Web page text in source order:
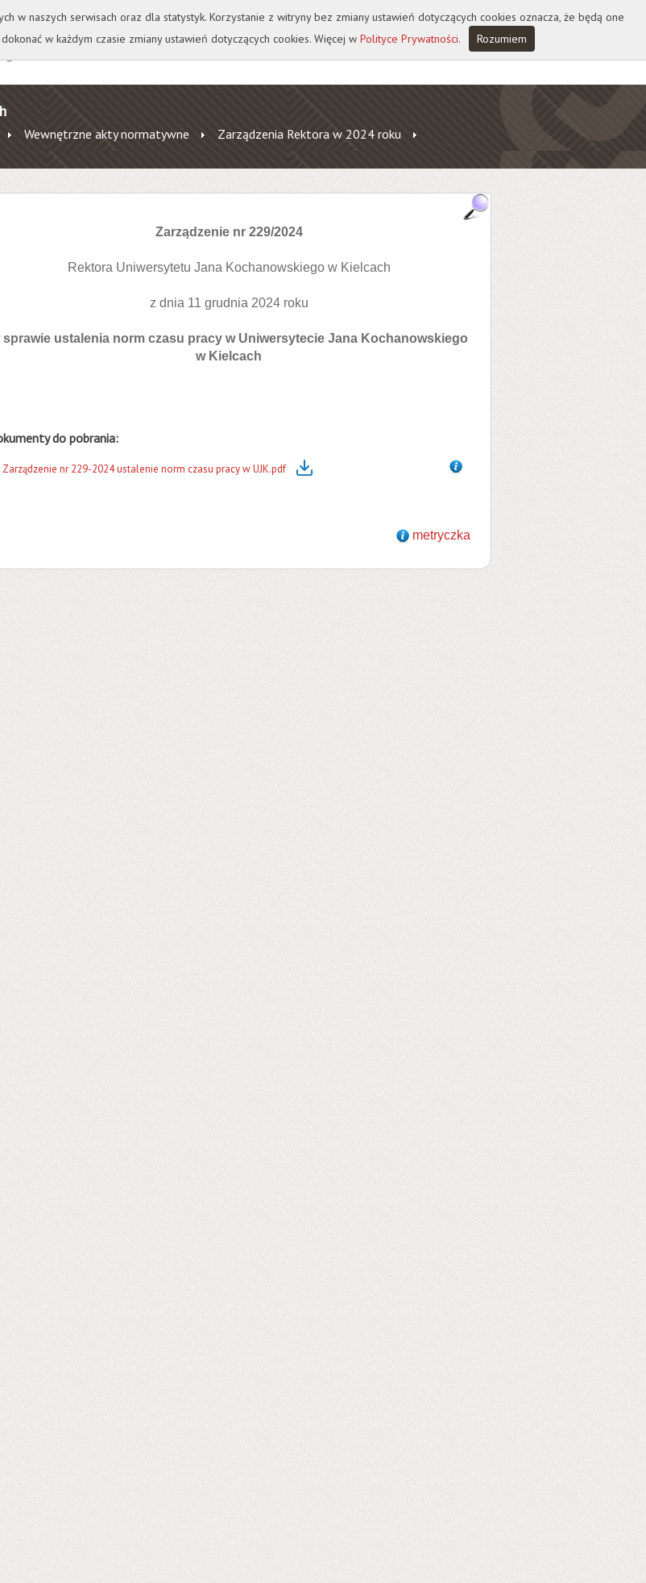
Wirtualna Uczelnia A A A A
Wewnętrzne akty normatywne
Zarządzenia Rektora w 2024 roku
Zarządzenie nr 229/2024
Rektora Uniwersytetu Jana Kochanowskiego w Kielcach
z dnia 11 grudnia 2024 roku
sprawie ustalenia norm czasu pracy w Uniwersytecie Jana Kochanowskiego
w Kielcach
do pobrania:
Zarządzenie nr 229-2024 ustalenie norm czasu pracy w UJK.pdf
metryczka
w naszych serwisach oraz dla statystyk. Korzystanie z witryny bez zmiany ustawień dotyczących cookies oznacza, że będą one
w każdym czasie zmiany ustawień dotyczących cookies. Więcej w Polityce Prywatności. Rozumiem